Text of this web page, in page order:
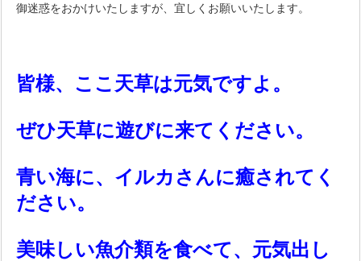
御迷惑をおかけいたしますが、宜しくお願いいたします。
皆様、ここ天草は元気ですよ。
ぜひ天草に遊びに来てください。
青い海に、イルカさんに癒されてく
ださい。
美味しい魚介類を食べて、元気出し